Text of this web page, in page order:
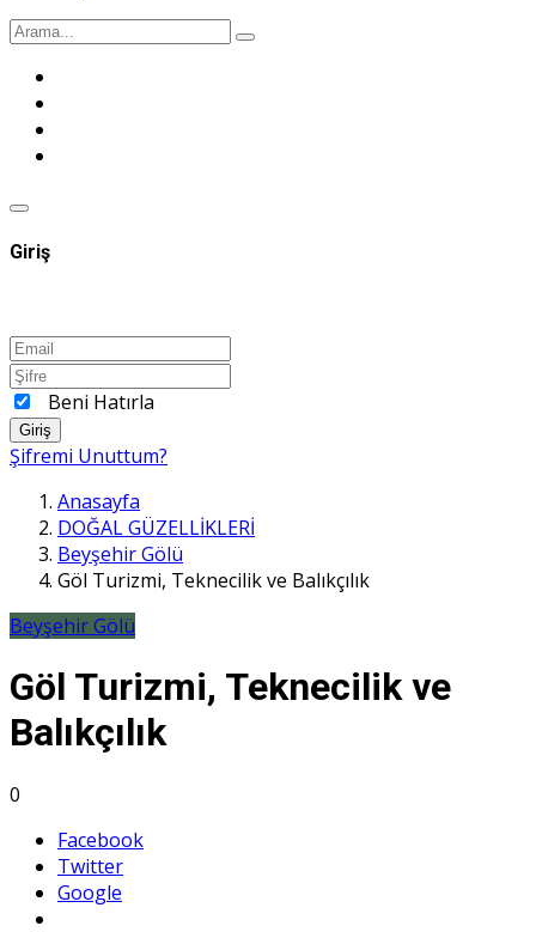
Giriş
Beni Hatırla
Giriş
Şifremi Unuttum?
Anasayfa
DOĞAL GÜZELLİKLERİ
Beyşehir Gölü
Göl Turizmi, Teknecilik ve Balıkçılık
Beyşehir Gölü
Göl Turizmi, Teknecilik ve
Balıkçılık
0
Facebook
Twitter
Google